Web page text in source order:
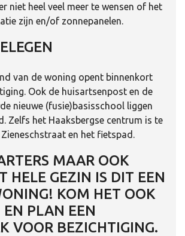
niet heel veel meer te wensen of het
zijn en/of zonnepanelen.
van de woning opent binnenkort
Ook de huisartsenpost en de
nieuwe (fusie)basisschool liggen
Zelfs het Haaksbergse centrum is te
en het fietspad.
MAAR OOK
HELE GEZIN IS DIT EEN
KOM HET OOK
EN PLAN EEN
VOOR BEZICHTIGING.